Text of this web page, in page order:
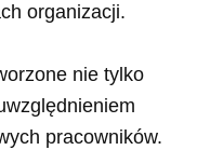
organizacji.
nie tylko
pracowników.